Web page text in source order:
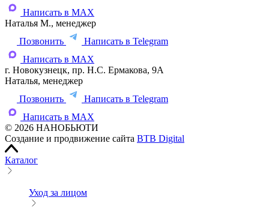
Написать в MAX
Наталья М., менеджер
Позвонить
Написать в Telegram
Написать в MAX
г. Новокузнецк, пр. Н.С. Ермакова, 9А
Наталья, менеджер
Позвонить
Написать в Telegram
Написать в MAX
© 2026 НАНОБЬЮТИ
Создание и продвижение сайта BTB Digital
Каталог
Уход за лицом